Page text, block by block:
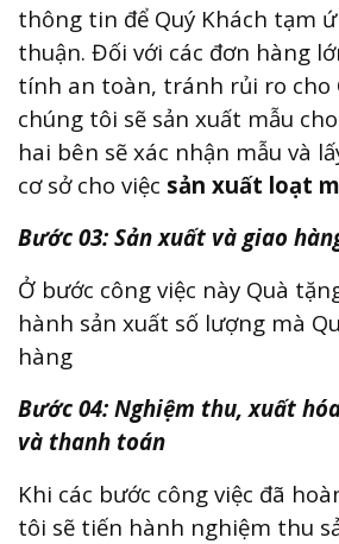
thông tin để Quý Khách tạm
thuận. Đối với các đơn hàng
tính an toàn, tránh rủi ro cho
chúng tôi sẽ sản xuất mẫu
hai bên sẽ xác nhận mẫu và
cơ sở cho việc sản xuất loạt
Bước 03: Sản xuất và giao
Ở bước công việc này Quà
hành sản xuất số lượng mà
hàng
Bước 04: Nghiệm thu, xuất
và thanh toán
Khi các bước công việc đã
tôi sẽ tiến hành nghiệm thu